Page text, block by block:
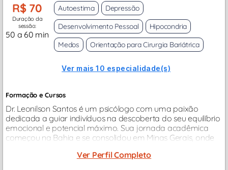
R$ 70
Duração da
sessão:
50 a 60 min
Autoestima
Depressão
Desenvolvimento Pessoal
Hipocondria
Medos
Orientação para Cirurgia Bariátrica
Ver mais 10 especialidade(s)
Formação e Cursos
Dr. Leonilson Santos é um psicólogo com uma paixão
dedicada a guiar indivíduos na descoberta do seu equilíbrio
emocional e potencial máximo. Sua jornada acadêmica
começou na Bahia e se consolidou em Minas Gerais, onde
Ver Perfil Completo